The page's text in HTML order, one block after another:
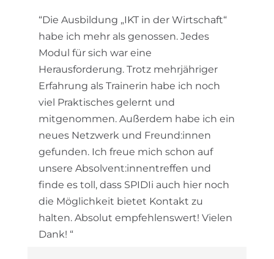
“Die Ausbildung „IKT in der Wirtschaft“
habe ich mehr als genossen. Jedes
Modul für sich war eine
Herausforderung. Trotz mehrjähriger
Erfahrung als Trainerin habe ich noch
viel Praktisches gelernt und
mitgenommen. Außerdem habe ich ein
neues Netzwerk und Freund:innen
gefunden. Ich freue mich schon auf
unsere Absolvent:innentreffen und
finde es toll, dass SPIDIi auch hier noch
die Möglichkeit bietet Kontakt zu
halten. Absolut empfehlenswert! Vielen
Dank! “